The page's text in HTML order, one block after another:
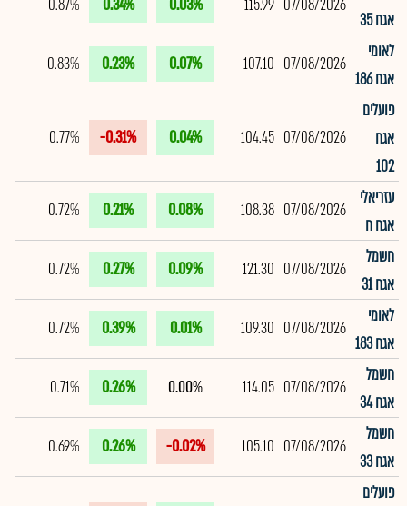
אגח 35
07/08/2026
115.99
0.03%
0.34%
0.87%
לאומי
אגח 186
07/08/2026
107.10
0.07%
0.23%
0.83%
פועלים
אגח
102
07/08/2026
104.45
0.04%
-0.31%
0.77%
עזריאלי
אגח ח
07/08/2026
108.38
0.08%
0.21%
0.72%
חשמל
אגח 31
07/08/2026
121.30
0.09%
0.27%
0.72%
לאומי
אגח 183
07/08/2026
109.30
0.01%
0.39%
0.72%
חשמל
אגח 34
07/08/2026
114.05
0.00%
0.26%
0.71%
חשמל
אגח 33
07/08/2026
105.10
-0.02%
0.26%
0.69%
פועלים